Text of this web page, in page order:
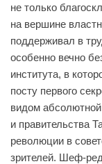
не только
на вершине
поддерживал в
особенно вечно
института, в
посту первого
видом абсолютной
и правительства
революции в
зрителей. Шеф-